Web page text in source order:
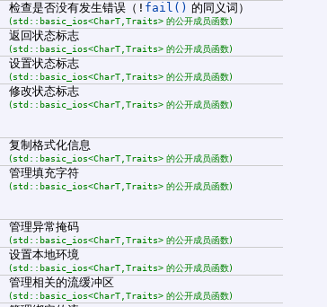
检查是否没有发生错误（ ! fail() 的同义词）
(std::basic_ios<CharT,Traits> 的公开成员函数)
返回状态标志
(std::basic_ios<CharT,Traits> 的公开成员函数)
设置状态标志
(std::basic_ios<CharT,Traits> 的公开成员函数)
修改状态标志
(std::basic_ios<CharT,Traits> 的公开成员函数)
复制格式化信息
(std::basic_ios<CharT,Traits> 的公开成员函数)
管理填充字符
(std::basic_ios<CharT,Traits> 的公开成员函数)
管理异常掩码
(std::basic_ios<CharT,Traits> 的公开成员函数)
设置本地环境
(std::basic_ios<CharT,Traits> 的公开成员函数)
管理相关的流缓冲区
(std::basic_ios<CharT,Traits> 的公开成员函数)